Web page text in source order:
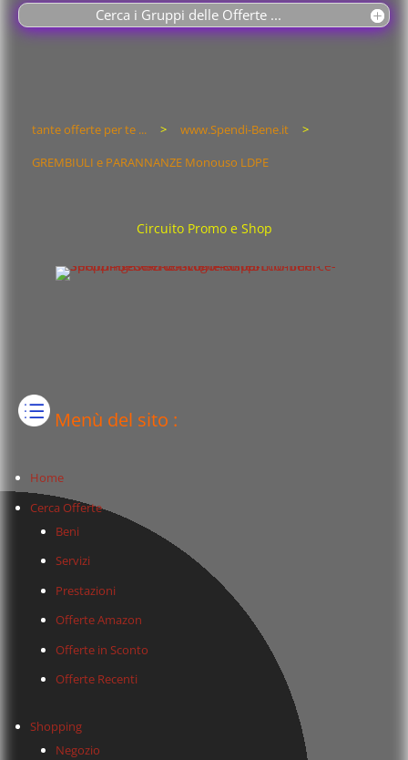
Cerca i Gruppi delle Offerte ...
tante offerte per te ... > www.Spendi-Bene.it
>
GREMBIULI e PARANNANZE Monouso LDPE
Circuito Promo e Shop
Menù del sito :
Home
Cerca Offerte
Beni
Servizi
Prestazioni
Offerte Amazon
Offerte in Sconto
Offerte Recenti
Shopping
Negozio